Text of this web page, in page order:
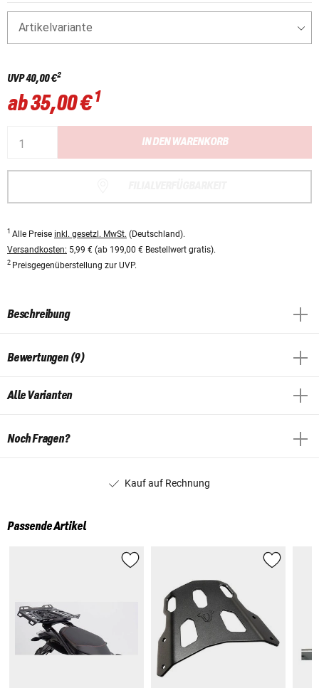
Artikelvariante
UVP40,00 €2
ab35,00 €1
IN DEN WARENKORB
1 Alle Preise inkl. gesetzl. MwSt. (Deutschland).
Versandkosten: 5,99 € (ab 199,00 € Bestellwert gratis).
2 Preisgegenüberstellung zur UVP.
Beschreibung
Bewertungen (9)
Alle Varianten
Noch Fragen?
Kauf auf Rechnung
Passende Artikel